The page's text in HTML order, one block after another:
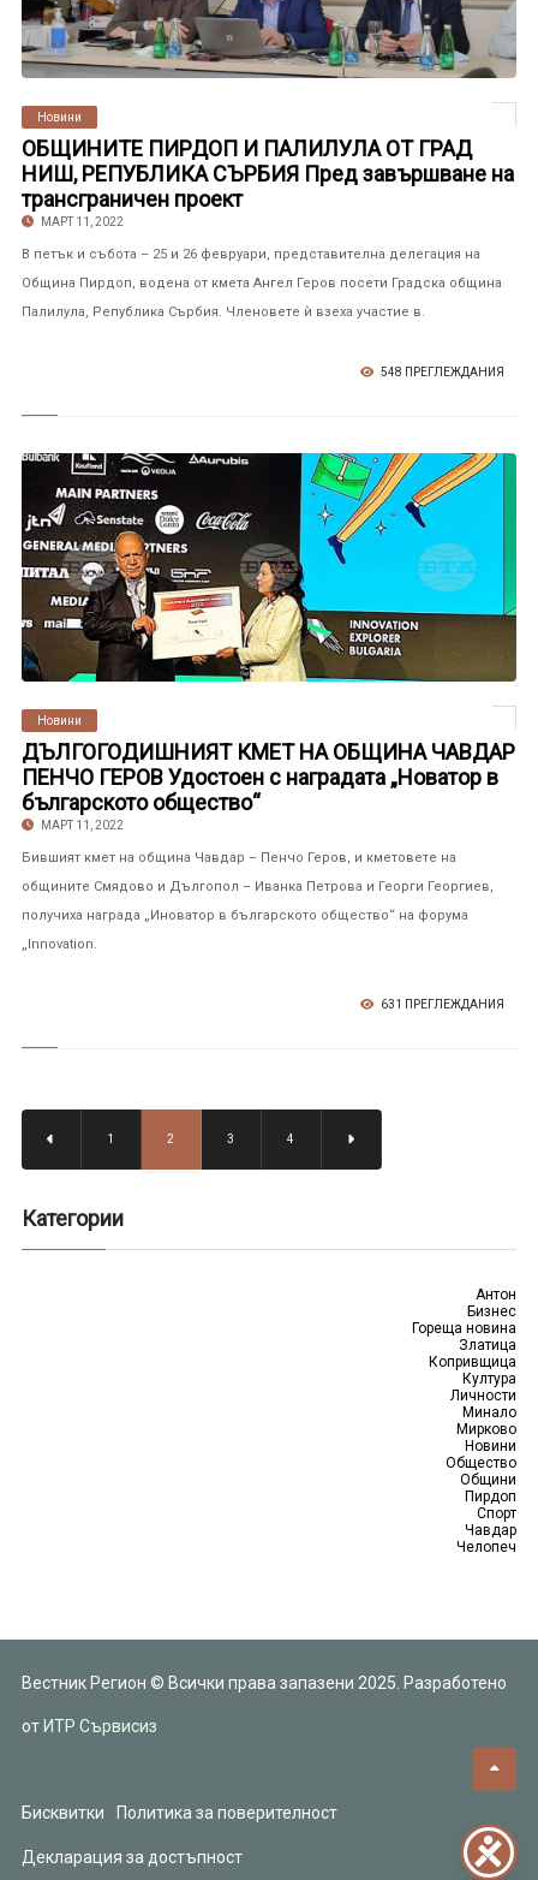
Новини
ОБЩИНИТЕ ПИРДОП И ПАЛИЛУЛА ОТ ГРАД
НИШ, РЕПУБЛИКА СЪРБИЯ Пред завършване на
трансграничен проект
МАРТ 11, 2022
В петък и събота – 25 и 26 февруари, представителна делегация на
Община Пирдоп, водена от кмета Ангел Геров посети Градска община
Палилула, Република Сърбия. Членовете ѝ взеха участие в.
548 ПРЕГЛЕЖДАНИЯ
Новини
ДЪЛГОГОДИШНИЯТ КМЕТ НА ОБЩИНА ЧАВДАР
ПЕНЧО ГЕРОВ Удостоен с наградата „Новатор в
българското общество“
МАРТ 11, 2022
Бившият кмет на община Чавдар – Пенчо Геров, и кметовете на
общините Смядово и Дългопол – Иванка Петрова и Георги Георгиев,
получиха награда „Иноватор в българското общество“ на форума
„Innovation.
631 ПРЕГЛЕЖДАНИЯ
1 2 3 4
Категории
Антон
Бизнес
Гореща новина
Златица
Копривщица
Култура
Личности
Минало
Мирково
Новини
Общество
Общини
Пирдоп
Спорт
Чавдар
Челопеч
Вестник Регион © Всички права запазени 2025. Разработено
от ИТР Сървисиз
Бисквитки Политика за поверителност
Декларация за достъпност